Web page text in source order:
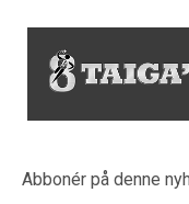
Abbonér på denne